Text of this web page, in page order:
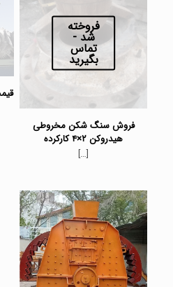
فروخته
شد -
تماس
بگیرید
فروش سنگ شکن مخروطی
هیدروکن ۲×۴ کارکرده
[…]